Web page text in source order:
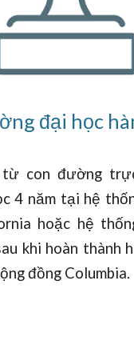
đại học
con đường
4 năm tại hệ
hoặc hệ
khi hoàn thành
đồng Columbia.